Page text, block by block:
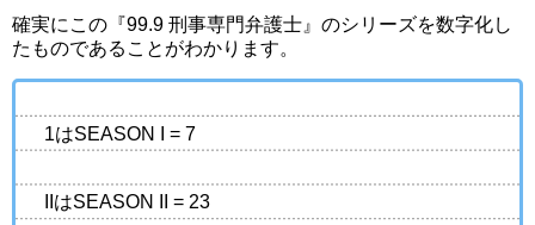
確実にこの『99.9 刑事専門弁護士』のシリーズを数字化し
たものであることがわかります。
1はSEASON I = 7
IIはSEASON II = 23